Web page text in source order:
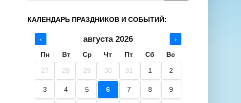
КАЛЕНДАРЬ ПРАЗДНИКОВ И СОБЫТИЙ:
‹ августа 2026 ›
Пн Вт Ср Чт Пт Сб Вс
27 28 29 30 31 1 2
3 4 5 6 7 8 9